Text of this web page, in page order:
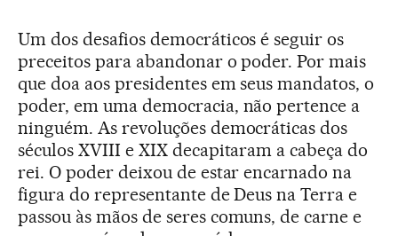
Um dos desafios democráticos é seguir os
preceitos para abandonar o poder. Por mais
que doa aos presidentes em seus mandatos, o
poder, em uma democracia, não pertence a
ninguém. As revoluções democráticas dos
séculos XVIII e XIX decapitaram a cabeça do
rei. O poder deixou de estar encarnado na
figura do representante de Deus na Terra e
passou às mãos de seres comuns, de carne e